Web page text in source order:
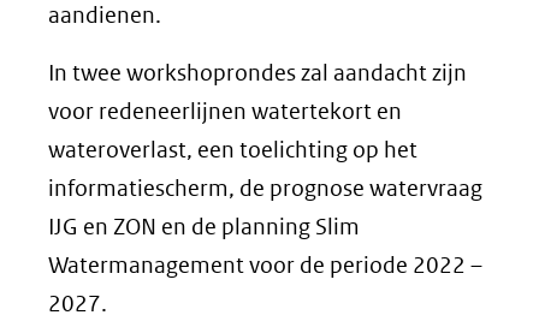
aandienen.
In twee workshoprondes zal aandacht zijn
voor redeneerlijnen watertekort en
wateroverlast, een toelichting op het
informatiescherm, de prognose watervraag
IJG en ZON en de planning Slim
Watermanagement voor de periode 2022 –
2027.